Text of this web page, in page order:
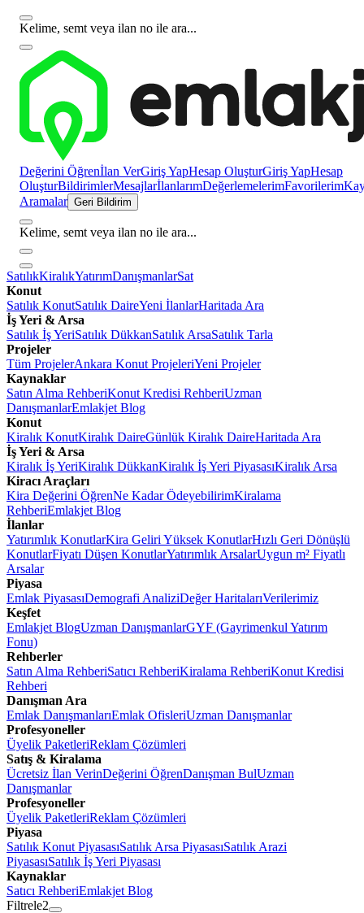
Kelime, semt veya ilan no ile ara...
Değerini Öğrenİlan VerGiriş YapHesap OluşturGiriş YapHesap
OluşturBildirimlerMesajlarİlanlarımDeğerlemelerimFavorilerim
Aramalar Geri Bildirim
Kelime, semt veya ilan no ile ara...
SatılıkKiralıkYatırımDanışmanlarSat
Konut
Satılık KonutSatılık DaireYeni İlanlarHaritada Ara
İş Yeri & Arsa
Satılık İş YeriSatılık DükkanSatılık ArsaSatılık Tarla
Projeler
Tüm ProjelerAnkara Konut ProjeleriYeni Projeler
Kaynaklar
Satın Alma RehberiKonut Kredisi RehberiUzman
DanışmanlarEmlakjet Blog
Konut
Kiralık KonutKiralık DaireGünlük Kiralık DaireHaritada Ara
İş Yeri & Arsa
Kiralık İş YeriKiralık DükkanKiralık İş Yeri PiyasasıKiralık Arsa
Kiracı Araçları
Kira Değerini ÖğrenNe Kadar ÖdeyebilirimKiralama
RehberiEmlakjet Blog
İlanlar
Yatırımlık KonutlarKira Geliri Yüksek KonutlarHızlı Geri Dönüşlü
KonutlarFiyatı Düşen KonutlarYatırımlık ArsalarUygun m² Fiyatlı
Arsalar
Piyasa
Emlak PiyasasıDemografi AnaliziDeğer HaritalarıVerilerimiz
Keşfet
Emlakjet BlogUzman DanışmanlarGYF (Gayrimenkul Yatırım
Fonu)
Rehberler
Satın Alma RehberiSatıcı RehberiKiralama RehberiKonut Kredisi
Rehberi
Danışman Ara
Emlak DanışmanlarıEmlak OfisleriUzman Danışmanlar
Profesyoneller
Üyelik PaketleriReklam Çözümleri
Satış & Kiralama
Ücretsiz İlan VerinDeğerini ÖğrenDanışman BulUzman
Danışmanlar
Profesyoneller
Üyelik PaketleriReklam Çözümleri
Piyasa
Satılık Konut PiyasasıSatılık Arsa PiyasasıSatılık Arazi
PiyasasıSatılık İş Yeri Piyasası
Kaynaklar
Satıcı RehberiEmlakjet Blog
Filtrele2